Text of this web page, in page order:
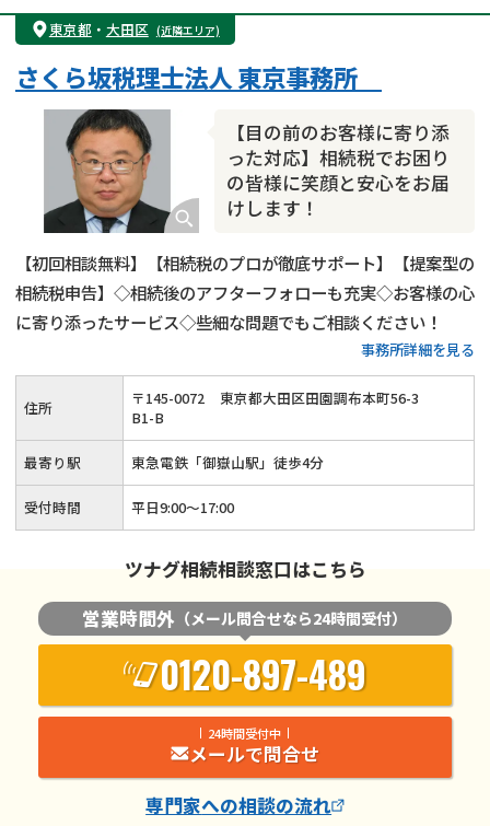
東京都 ・ 大田区 (近隣エリア)
【目の前のお客様に寄り添
った対応】相続税でお困り
の皆様に笑顔と安心をお届
けします！
さくら坂税理士法人 東京事務所
【初回相談無料】【相続税のプロが徹底サポート】【提案型の
相続税申告】◇相続後のアフターフォローも充実◇お客様の心
に寄り添ったサービス◇些細な問題でもご相談ください！
事務所詳細を見る
住所 〒145-0072
東京都大田区田園調布本町56-3
B1-B
最寄り駅 東急電鉄「御嶽山駅」徒歩4分
受付時間 平日9:00〜17:00
ツナグ相続相談窓口はこちら
営業時間外 （メール問合せなら24時間受付）
0120-897-489
24時間受付中
メールで問合せ
専門家への相談の流れ